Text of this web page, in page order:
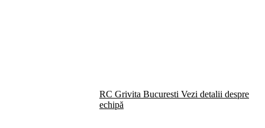
RC Grivita Bucuresti Vezi detalii despre
echipă